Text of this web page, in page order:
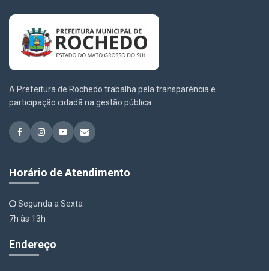
A Prefeitura de Rochedo trabalha pela transparência e
participação cidadã na gestão pública.
Horário de Atendimento
Segunda a Sexta
7h às 13h
Endereço